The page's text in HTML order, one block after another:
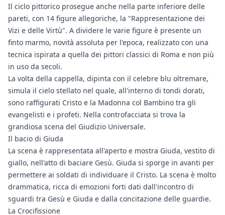
Il ciclo pittorico prosegue anche nella parte inferiore delle
pareti, con 14 figure allegoriche, la "Rappresentazione dei
Vizi e delle Virtù". A dividere le varie figure è presente un
finto marmo, novità assoluta per l'epoca, realizzato con una
tecnica ispirata a quella dei pittori classici di Roma e non più
in uso da secoli.
La volta della cappella, dipinta con il celebre blu oltremare,
simula il cielo stellato nel quale, all'interno di tondi dorati,
sono raffigurati Cristo e la Madonna col Bambino tra gli
evangelisti e i profeti. Nella controfacciata si trova la
grandiosa scena del Giudizio Universale.
Il bacio di Giuda
La scena è rappresentata all'aperto e mostra Giuda, vestito di
giallo, nell'atto di baciare Gesù. Giuda si sporge in avanti per
permettere ai soldati di individuare il Cristo. La scena è molto
drammatica, ricca di emozioni forti dati dall'incontro di
sguardi tra Gesù e Giuda e dalla concitazione delle guardie.
La Crocifissione